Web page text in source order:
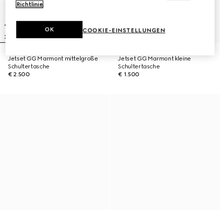
Jetset GG Marmont mittelgroße
Schultertasche
€ 2.500
Jetset GG Marmont kleine
Schultertasche
€ 1.500
Richtlinie.
COOKIE-EINSTELLUNGEN
OK